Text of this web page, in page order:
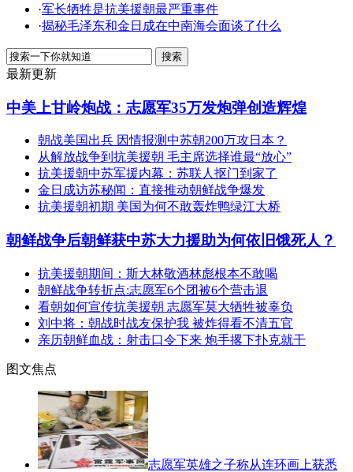
·军长牺牲是抗美援朝最严重事件
·揭秘毛泽东和金日成在中南海会面谈了什么
最新更新
中美上甘岭炮战：志愿军35万发炮弹创造辉煌
朝战美国出兵 因情报测中苏朝200万攻日本？
从解放战争到抗美援朝 毛主席选择谁最“放心”
抗美援朝中苏军援内幕：苏联人抠门到家了
金日成访苏秘闻：直接推动朝鲜战争爆发
抗美援朝初期 美国为何不敢轰炸鸭绿江大桥
朝鲜战争后朝鲜获中苏大力援助为何依旧饿死人？
抗美援朝期间：斯大林敬酒林彪根本不敢喝
朝鲜战争转折点:志愿军6个团被6个营击退
看朝如何宣传抗美援朝 志愿军莫大牺牲被辜负
刘中将：朝战时战友保护我 被炸得看不清五官
亲历朝鲜血战：射击口令下来 炮手撂下扑克就干
图文焦点
志愿军英雄之子称从连环画上获悉